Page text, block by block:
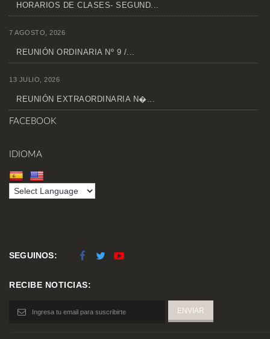
HORARIOS DE CLASES- SEGUND...
7 AGOSTO, 2026
REUNIÓN ORDINARIA Nº 9 /...
13 JULIO, 2026
REUNIÓN EXTRAORDINARIA N�...
FACEBOOK
IDIOMA
SEGUINOS:
RECIBE NOTICIAS: